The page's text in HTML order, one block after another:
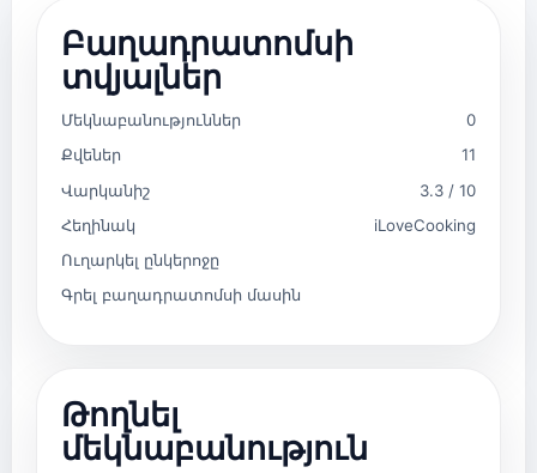
Բաղադրատոմսի
տվյալներ
Մեկնաբանություններ
0
Քվեներ
11
Վարկանիշ
3.3 / 10
Հեղինակ
iLoveCooking
Ուղարկել ընկերոջը
Գրել բաղադրատոմսի մասին
Թողնել
մեկնաբանություն